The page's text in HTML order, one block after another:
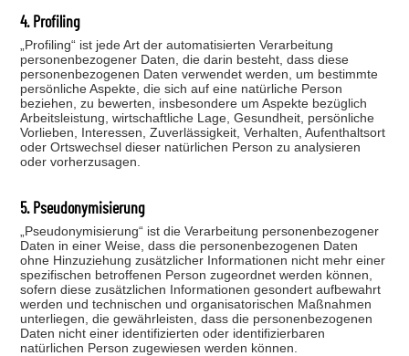
4. Profiling
„Profiling“ ist jede Art der automatisierten Verarbeitung
personenbezogener Daten, die darin besteht, dass diese
personenbezogenen Daten verwendet werden, um bestimmte
persönliche Aspekte, die sich auf eine natürliche Person
beziehen, zu bewerten, insbesondere um Aspekte bezüglich
Arbeitsleistung, wirtschaftliche Lage, Gesundheit, persönliche
Vorlieben, Interessen, Zuverlässigkeit, Verhalten, Aufenthaltsort
oder Ortswechsel dieser natürlichen Person zu analysieren
oder vorherzusagen.
5. Pseudonymisierung
„Pseudonymisierung“ ist die Verarbeitung personenbezogener
Daten in einer Weise, dass die personenbezogenen Daten
ohne Hinzuziehung zusätzlicher Informationen nicht mehr einer
spezifischen betroffenen Person zugeordnet werden können,
sofern diese zusätzlichen Informationen gesondert aufbewahrt
werden und technischen und organisatorischen Maßnahmen
unterliegen, die gewährleisten, dass die personenbezogenen
Daten nicht einer identifizierten oder identifizierbaren
natürlichen Person zugewiesen werden können.